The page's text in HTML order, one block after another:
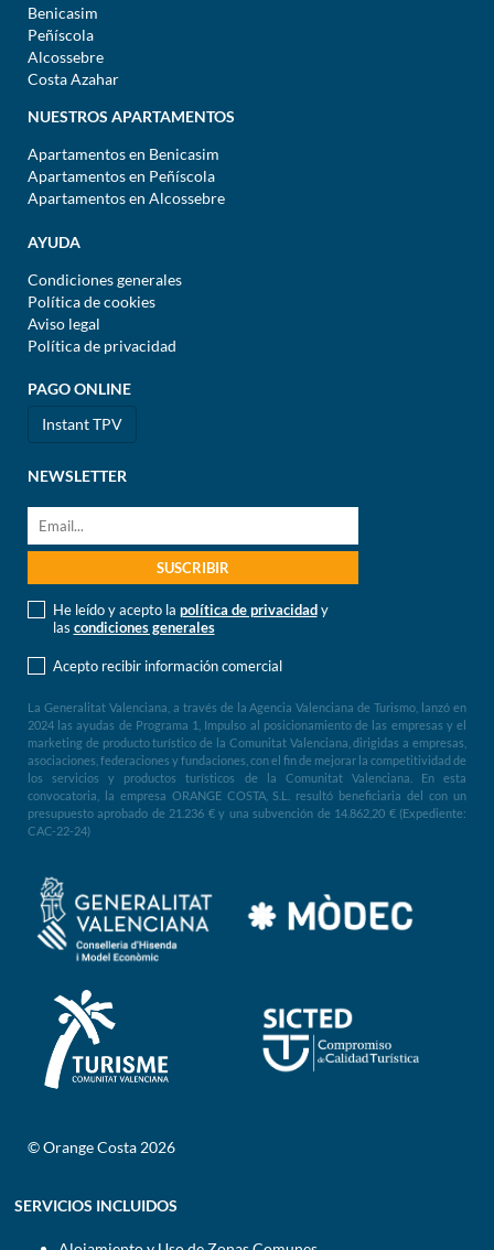
Benicasim
Peñíscola
Alcossebre
Costa Azahar
NUESTROS APARTAMENTOS
Apartamentos en Benicasim
Apartamentos en Peñíscola
Apartamentos en Alcossebre
AYUDA
Condiciones generales
Política de cookies
Aviso legal
Política de privacidad
PAGO ONLINE
Instant TPV
NEWSLETTER
He leído y acepto la política de privacidady
las condiciones generales
Acepto recibir información comercial
La Generalitat Valenciana, a través de la Agencia Valenciana de Turismo, lanzó en
2024 las ayudas de Programa 1, Impulso al posicionamiento de las empresas y el
marketing de producto turístico de la Comunitat Valenciana, dirigidas a empresas,
asociaciones, federaciones y fundaciones, con el fin de mejorar la competitividad de
los servicios y productos turísticos de la Comunitat Valenciana. En esta
convocatoria, la empresa ORANGE COSTA, S.L. resultó beneficiaria del con un
presupuesto aprobado de 21.236 € y una subvención de 14.862,20 € (Expediente:
CAC-22-24)
© Orange Costa 2026
SERVICIOS INCLUIDOS